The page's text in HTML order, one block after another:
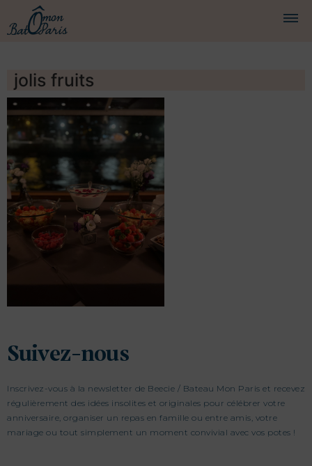
SERVICES
PRESTATIONS
ÉQUIPAGE
JOURNAL DE BORD
PRESSE
jolis fruits
Suivez-nous
Inscrivez-vous à la newsletter de Beecie / Bateau Mon Paris et recevez
régulièrement des idées insolites et originales pour célébrer votre
anniversaire, organiser un repas en famille ou entre amis, votre
mariage ou tout simplement un moment convivial avec vos potes !